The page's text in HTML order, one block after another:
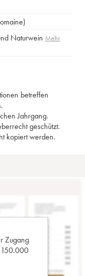
Naturwein Mehr
betreffen
Jahrgang.
geschützt.
kopiert werden.
Zugang
150.000